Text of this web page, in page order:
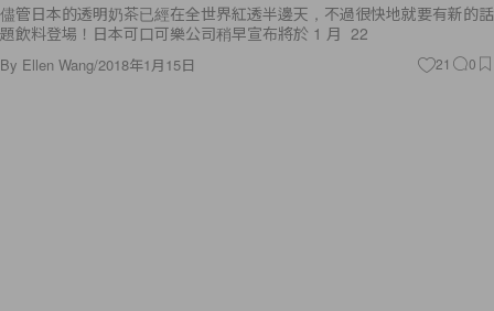
儘管日本的透明奶茶已經在全世界紅透半邊天，不過很快地就要有新的話
題飲料登場！日本可口可樂公司稍早宣布將於 1 月 22
By Ellen Wang/2018年1月15日 21 0